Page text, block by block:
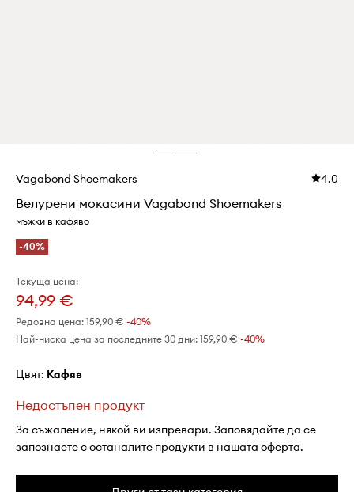
Vagabond Shoemakers 4.0
Велурени мокасини Vagabond Shoemakers
мъжки в кафяво
-40%
Текуща цена:
94,99 €
Редовна цена: 159,90 € -40%
Най-ниска цена за последните 30 дни: 159,90 € -40%
Цвят: кафяв
Недостъпен продукт
За съжаление, някой ви изпревари. Заповядайте да се
запознаете с останалите продукти в нашата оферта.